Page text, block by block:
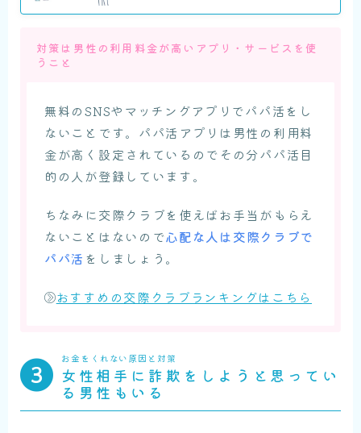
対策は男性の利用料金が高いアプリ・サービスを使
うこと
無料のSNSやマッチングアプリでパパ活をし
ないことです。パパ活アプリは男性の利用料
金が高く設定されているのでその分パパ活目
的の人が登録しています。
ちなみに交際クラブを使えばお手当がもらえ
ないことはないので心配な人は交際クラブで
パパ活 をしましょう。
おすすめの交際クラブランキングはこちら
お金をくれない原因と対策
女性相手に詐欺をしようと思ってい
る男性もいる